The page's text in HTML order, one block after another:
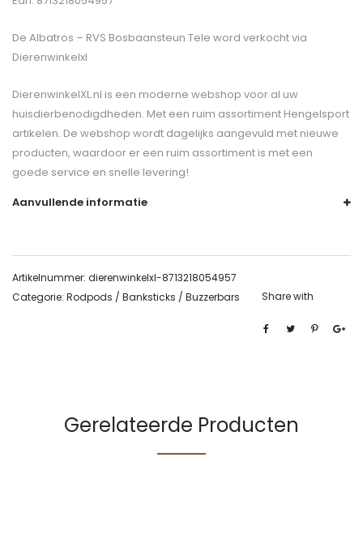
De Albatros – RVS Bosbaansteun Tele word verkocht via
Dierenwinkelxl
DierenwinkelXL.nl is een moderne webshop voor al uw
huisdierbenodigdheden. Met een ruim assortiment Hengelsport
artikelen. De webshop wordt dagelijks aangevuld met nieuwe
producten, waardoor er een ruim assortiment is met een
goede service en snelle levering!
Aanvullende informatie
Artikelnummer: dierenwinkelxl-8713218054957
Categorie: Rodpods / Banksticks / Buzzerbars Share with
Gerelateerde Producten